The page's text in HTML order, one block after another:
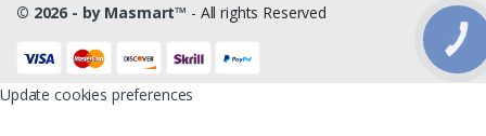
© 2026 - by Masmart™ - All rights Reserved
Update cookies preferences
КНОПКА
ЗВ'ЯЗКУ